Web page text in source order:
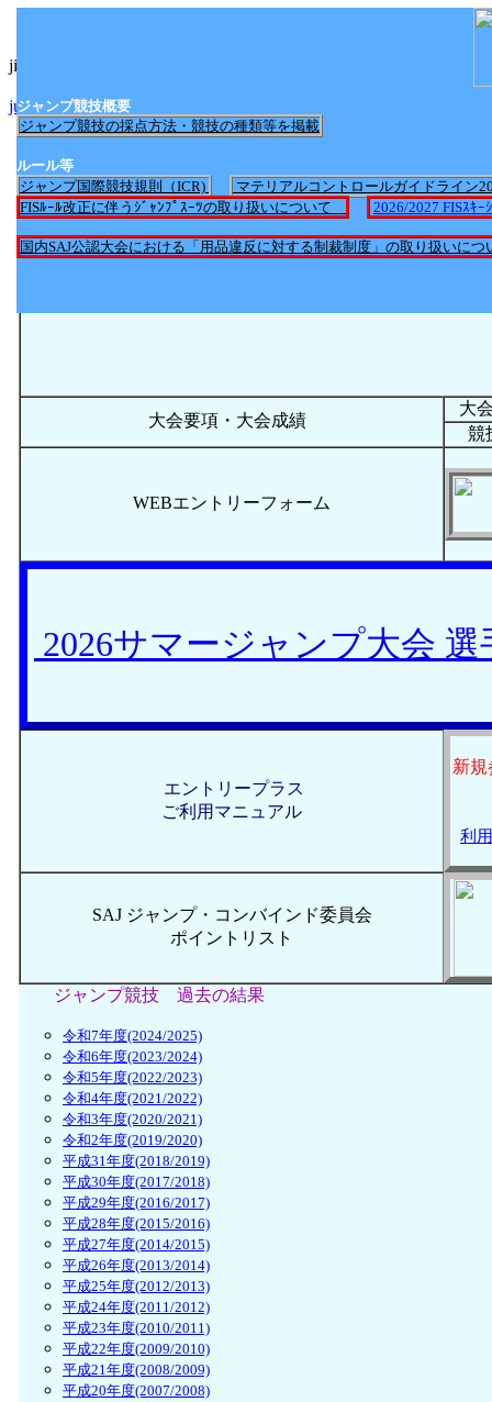
大会要項・大会成績
大
競
WEBエントリーフォーム
2026サマージャンプ大会
エントリープラス
ご利用マニュアル
新
利
SAJ ジャンプ・コンバインド委員会
ポイントリスト
ジャンプ競技 過去の結果
令和7年度(2024/2025)
令和6年度(2023/2024)
令和5年度(2022/2023)
令和4年度(2021/2022)
令和3年度(2020/2021)
令和2年度(2019/2020)
平成31年度(2018/2019)
平成30年度(2017/2018)
平成29年度(2016/2017)
平成28年度(2015/2016)
平成27年度(2014/2015)
平成26年度(2013/2014)
平成25年度(2012/2013)
平成24年度(2011/2012)
平成23年度(2010/2011)
平成22年度(2009/2010)
平成21年度(2008/2009)
平成20年度(2007/2008)
ジャンプ競技概要
ジャンプ競技の採点方法・競技の種類等を掲載
ルール等
ジャンプ国際競技規則（ICR)
マテリアルコントロールガイドライ
FISﾙｰﾙ改正に伴うｼﾞｬﾝﾌﾟｽｰﾂの取り扱いについて
2026/2027 FISｽｷ
国内SAJ公認大会における「用品違反に対する制裁制度」の取り扱いにつ
jimp_nittei2017.htmlへのリンク
jump_nittei2025.htmlへのリンク